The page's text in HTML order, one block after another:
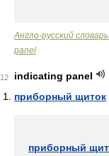
Англо-русский
panel
12
indicating panel
приборный щиток
приборный